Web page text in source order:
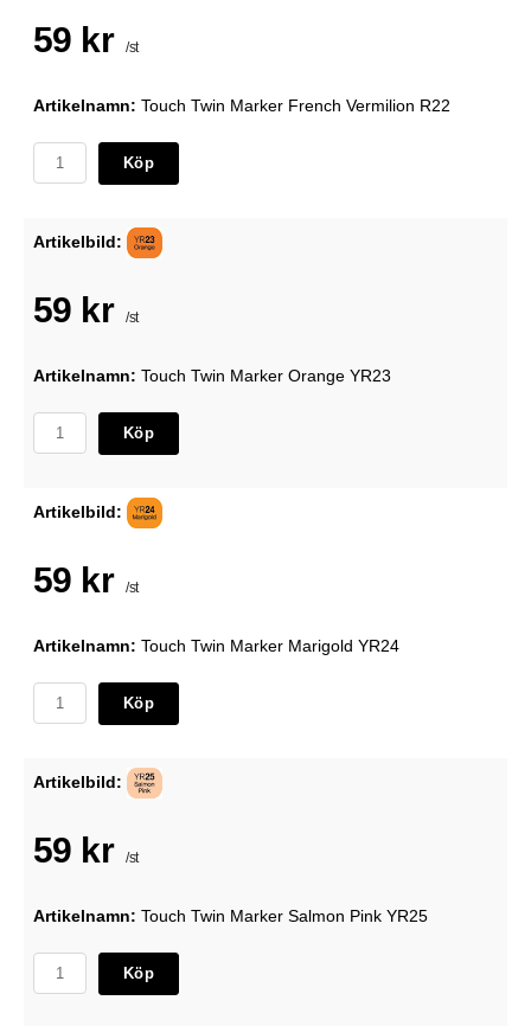
59 kr /st
Artikelnamn: Touch Twin Marker French Vermilion R22
Köp
Artikelbild:
59 kr /st
Artikelnamn: Touch Twin Marker Orange YR23
Köp
Artikelbild:
59 kr /st
Artikelnamn: Touch Twin Marker Marigold YR24
Köp
Artikelbild:
59 kr /st
Artikelnamn: Touch Twin Marker Salmon Pink YR25
Köp